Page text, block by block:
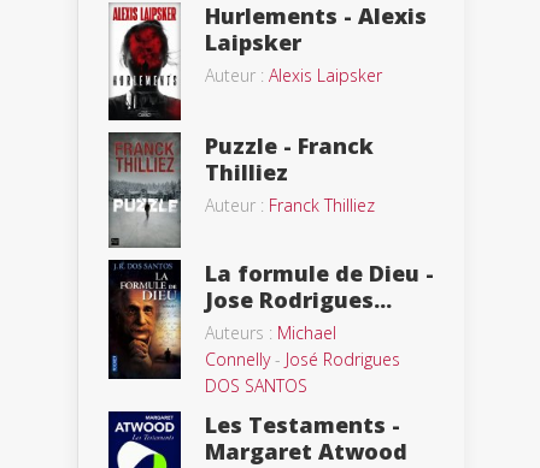
Hurlements - Alexis
Laipsker
Auteur : Alexis Laipsker
Puzzle - Franck
Thilliez
Auteur : Franck Thilliez
La formule de Dieu -
Jose Rodrigues...
Auteurs : Michael
Connelly- José Rodrigues
DOS SANTOS
Les Testaments -
Margaret Atwood